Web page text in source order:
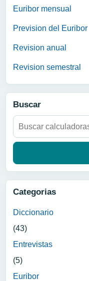
Euribor mensual
Prevision del Euribor
Revision anual
Revision semestral
Buscar
Buscar:
Categorias
Diccionario
(43)
Entrevistas
(5)
Euribor